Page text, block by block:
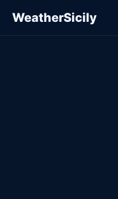
WeatherSicily